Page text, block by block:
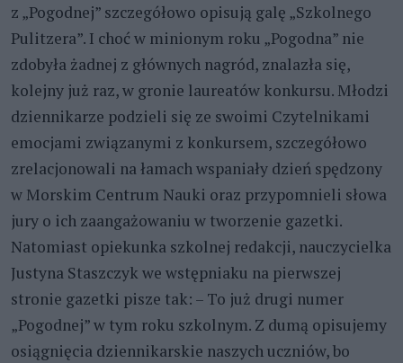
z „Pogodnej” szczegółowo opisują galę „Szkolnego
Pulitzera”. I choć w minionym roku „Pogodna” nie
zdobyła żadnej z głównych nagród, znalazła się,
kolejny już raz, w gronie laureatów konkursu. Młodzi
dziennikarze podzieli się ze swoimi Czytelnikami
emocjami związanymi z konkursem, szczegółowo
zrelacjonowali na łamach wspaniały dzień spędzony
w Morskim Centrum Nauki oraz przypomnieli słowa
jury o ich zaangażowaniu w tworzenie gazetki.
Natomiast opiekunka szkolnej redakcji, nauczycielka
Justyna Staszczyk we wstępniaku na pierwszej
stronie gazetki pisze tak: – To już drugi numer
„Pogodnej” w tym roku szkolnym. Z dumą opisujemy
osiągnięcia dziennikarskie naszych uczniów, bo